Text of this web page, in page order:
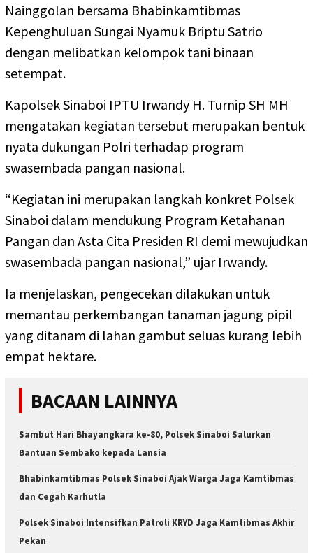
Nainggolan bersama Bhabinkamtibmas
Kepenghuluan Sungai Nyamuk Briptu Satrio
dengan melibatkan kelompok tani binaan
setempat.
Kapolsek Sinaboi IPTU Irwandy H. Turnip SH MH
mengatakan kegiatan tersebut merupakan bentuk
nyata dukungan Polri terhadap program
swasembada pangan nasional.
“Kegiatan ini merupakan langkah konkret Polsek
Sinaboi dalam mendukung Program Ketahanan
Pangan dan Asta Cita Presiden RI demi mewujudkan
swasembada pangan nasional,” ujar Irwandy.
Ia menjelaskan, pengecekan dilakukan untuk
memantau perkembangan tanaman jagung pipil
yang ditanam di lahan gambut seluas kurang lebih
empat hektare.
BACAAN LAINNYA
Sambut Hari Bhayangkara ke-80, Polsek Sinaboi Salurkan
Bantuan Sembako kepada Lansia
Bhabinkamtibmas Polsek Sinaboi Ajak Warga Jaga Kamtibmas
dan Cegah Karhutla
Polsek Sinaboi Intensifkan Patroli KRYD Jaga Kamtibmas Akhir
Pekan